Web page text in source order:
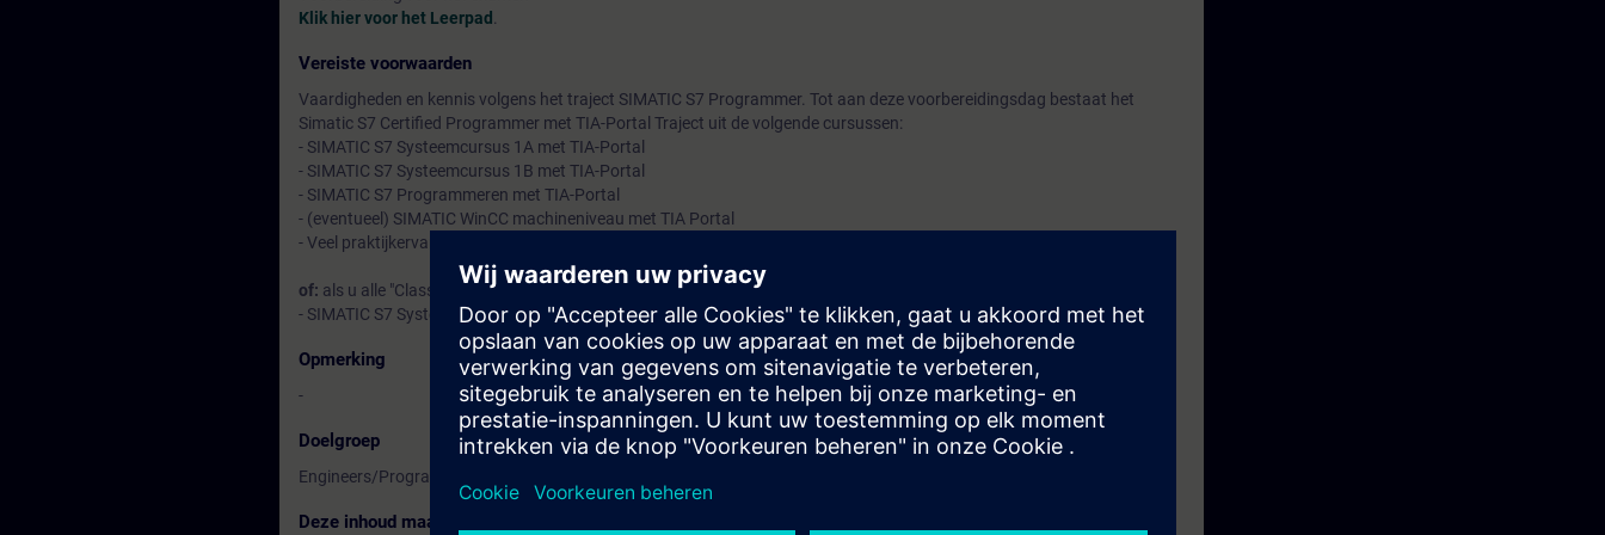
Klik hier voor het Leerpad
Vereiste voorwaarden
Vaardigheden en kennis volgens het traject SIMATIC S7 Programmer. Tot aan deze voorbereidingsdag bestaat het
Simatic S7 Certified Programmer met TIA-Portal Traject uit de volgende cursussen:
- SIMATIC S7 Systeemcursus 1A met TIA-Portal
- SIMATIC S7 Systeemcursus 1B met TIA-Portal
- SIMATIC S7 Programmeren met TIA-Portal
- (eventueel) SIMATIC WinCC machineniveau met TIA Portal
- Veel praktijkervaring met programmeren in TIA-Portal
of: als u alle "Classic" voorkennis al heeft:
- SIMATIC S7 System re-training course with TIA-portal and SIMATIC S7-1500
Opmerking
-
Doelgroep
Engineers/Programeurs/inbedrijfstellers die PLC's bestuurde installaties moeten programmeren met TIA-Portal.
Deze inhoud maakt deel uit van